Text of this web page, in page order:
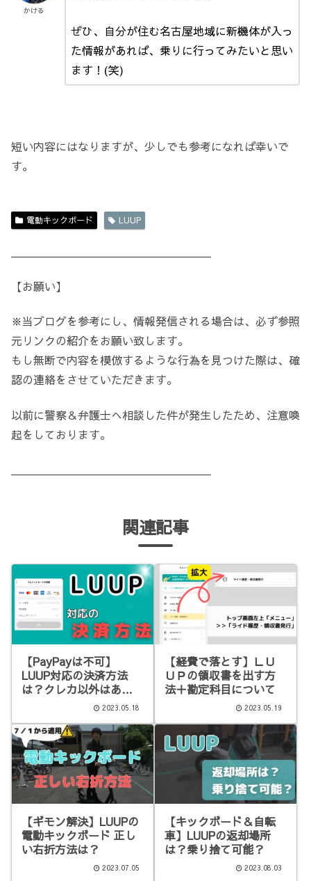
かける
ぜひ、自分が住む名古屋地域に新機体が入っ
た情報があれば、乗りに行ってみたいと思い
ます！(笑)
短い内容にはなりますが、少しでも参考になれば幸いで
す。
電動キックボード LUUP
【お願い】
※当ブログを参考にし、情報発信される場合は、必ず参照
元リンクの紹介をお願い致します。
もし無断で内容を模倣するような行為を見つけた際は、確
認の連絡をさせていただきます。
以前に警察＆弁護士へ相談した件が発生したため、注意喚
起をしております。
関連記事
【PayPayは不可】
LUUP対応の決済方法
は？クレカ以外はある
2023.05.18
【経費で落とす】ＬＵ
ＵＰの領収書を出す方
法＋勘定科目について
2023.05.19
【ギモン解決】LUUPの
電動キックボード 正し
い右折方法は？
2023.07.05
【キックボード＆自転
車】LUUPの返却場所
は？乗り捨て可能？
2023.08.03